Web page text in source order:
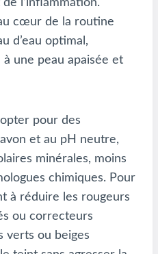
de l’inflammation.
cœur de la routine
d’eau optimal,
une peau apaisée et
pour des
et au pH neutre,
minérales, moins
chimiques. Pour
à réduire les rougeurs
ou correcteurs
verts ou beiges